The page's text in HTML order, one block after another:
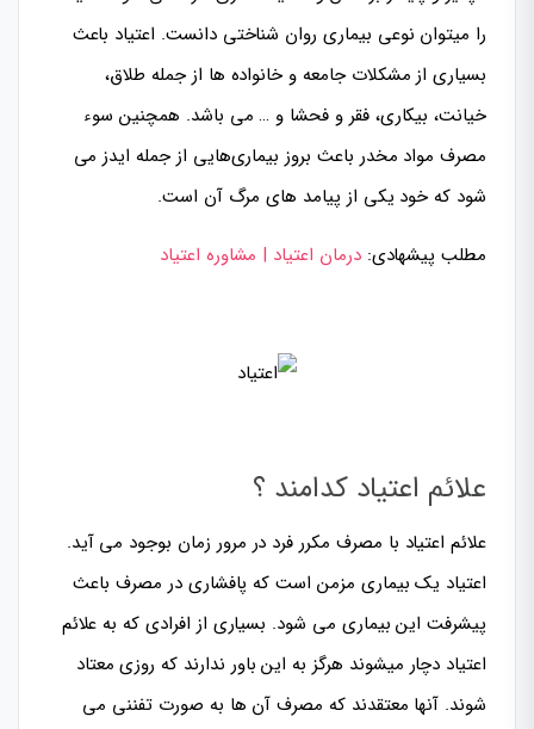
را میتوان نوعی بیماری روان شناختی دانست. اعتیاد باعث
بسیاری از مشکلات جامعه و خانواده ها از جمله طلاق،
خیانت، بیکاری، فقر و فحشا و … می باشد. همچنین سوء
مصرف مواد مخدر باعث بروز بیماری‌هایى از جمله ایدز می
شود که خود یکی از پیامد های مرگ آن است.
مطلب پیشهادی:درمان اعتیاد | مشاوره اعتیاد
علائم اعتیاد کدامند ؟
علائم اعتیاد با مصرف مکرر فرد در مرور زمان بوجود می آید.
اعتیاد یک بیماری مزمن است که پافشاری در مصرفباعث
پیشرفت این بیماری می شود. بسيارى از افرادی که به علائم
اعتیاد دچار میشوند هرگز به این باور ندارند که روزی معتاد
شوند. آنها معتقدند که مصرف آن ها به صورت تفننی می